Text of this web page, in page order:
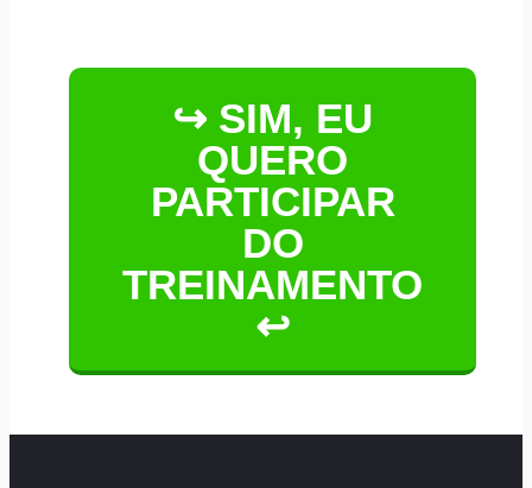
↪ SIM, EU
QUERO
PARTICIPAR
DO
TREINAMENTO
↩